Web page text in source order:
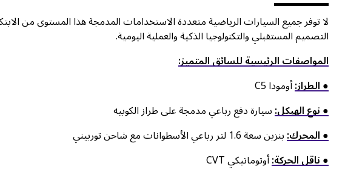
التصميم المستقبلي والتكنولوجيا الذكية والعملية اليومية.
المواصفات الرئيسية للسائق المتميز:
● الطراز:أومودا C5
● نوع الهيكل:سيارة دفع رباعي مدمجة على طراز الكوبيه
● المحرك:بنزين سعة 1.6 لتر رباعي الأسطوانات مع شاحن توربيني
● ناقل الحركة:أوتوماتيكي CVT